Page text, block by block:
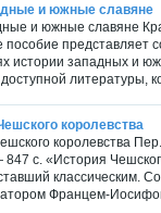
и южные славяне
и южные славяне
представляет
истории западных и
литературы,
королевства
королевства
с. «История
классическим.
Францем-Иосифом